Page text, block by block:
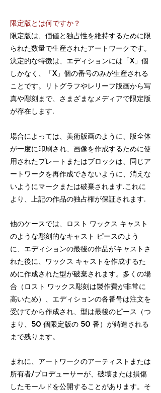
限定版とは何ですか？
限定版は、価値と独占性を維持するために限
られた数量で生産されたアートワークです。
決定的な特徴は、エディションには「x」個
しかなく、「x」個の番号のみが生産される
ことです。リトグラフやレリーフ版画から写
真や彫刻まで、さまざまなメディアで限定版
が存在します.
場合によっては、美術版画のように、版全体
が一度に印刷され、画像を作成するために使
用されたプレートまたはブロックは、同じア
ートワークを再作成できないように、消えな
いようにマークまたは破棄されます.これに
より、上記の作品の独占権が保証されます.
他のケースでは、ロスト ワックス キャスト
のような彫刻的なキャスト ピースのよう
に、エディションの最後の作品がキャストさ
れた後に、ワックス キャストを作成するた
めに作成された型が破棄されます。多くの場
合（ロスト ワックス彫刻は製作費が非常に
高いため）、エディションの各番号は注文を
受けてから作成され、型は最後のピース（つ
まり、50 個限定版の 50 番）が鋳造される
まで残ります。
まれに、アートワークのアーティストまたは
所有者/プロデューサーが、破壊または損傷
したモールドを公開することがあります。そ